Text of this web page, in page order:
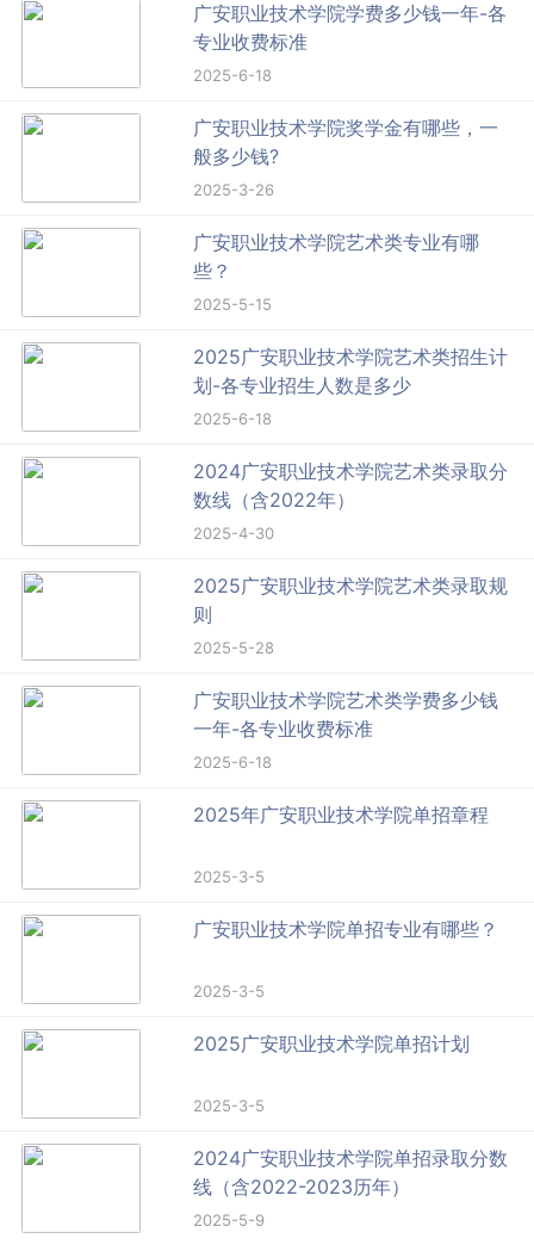
广安职业技术学院学费多少钱一年-各
专业收费标准
2025-6-18
广安职业技术学院奖学金有哪些，一
般多少钱?
2025-3-26
广安职业技术学院艺术类专业有哪
些？
2025-5-15
2025广安职业技术学院艺术类招生计
划-各专业招生人数是多少
2025-6-18
2024广安职业技术学院艺术类录取分
数线（含2022年）
2025-4-30
2025广安职业技术学院艺术类录取规
则
2025-5-28
广安职业技术学院艺术类学费多少钱
一年-各专业收费标准
2025-6-18
2025年广安职业技术学院单招章程
2025-3-5
广安职业技术学院单招专业有哪些？
2025-3-5
2025广安职业技术学院单招计划
2025-3-5
2024广安职业技术学院单招录取分数
线（含2022-2023历年）
2025-5-9